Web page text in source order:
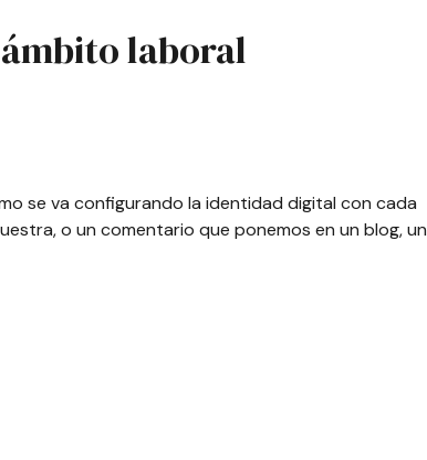
laboral
se va configurando la identidad digital con cada
o un comentario que ponemos en un blog, un